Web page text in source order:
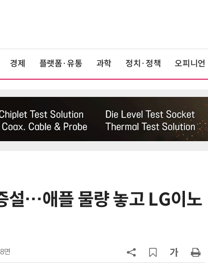
경제 플랫폼·유통 과학 정치·정책 오피니언
설…애플 물량 놓고 LG이노
면
6
트럼프, '반도체 핵심 원료' 폴리실리
분기 사상 최대 매출